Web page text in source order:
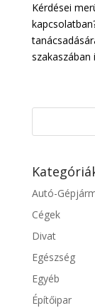
Kérdései
szakaszában
Autó-
Cégek
Divat
Egészség
Egyéb
Építőipar